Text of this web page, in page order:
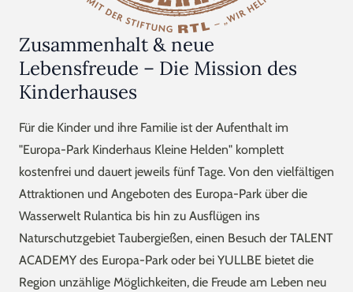
Zusammenhalt & neue
Lebensfreude – Die Mission des
Kinderhauses
Für die Kinder und ihre Familie ist der Aufenthalt im
"Europa-Park Kinderhaus Kleine Helden" komplett
kostenfrei und dauert jeweils fünf Tage. Von den vielfältigen
Attraktionen und Angeboten des Europa-Park über die
Wasserwelt Rulantica bis hin zu Ausflügen ins
Naturschutzgebiet Taubergießen, einen Besuch der TALENT
ACADEMY des Europa-Park oder bei YULLBE bietet die
Region unzählige Möglichkeiten, die Freude am Leben neu